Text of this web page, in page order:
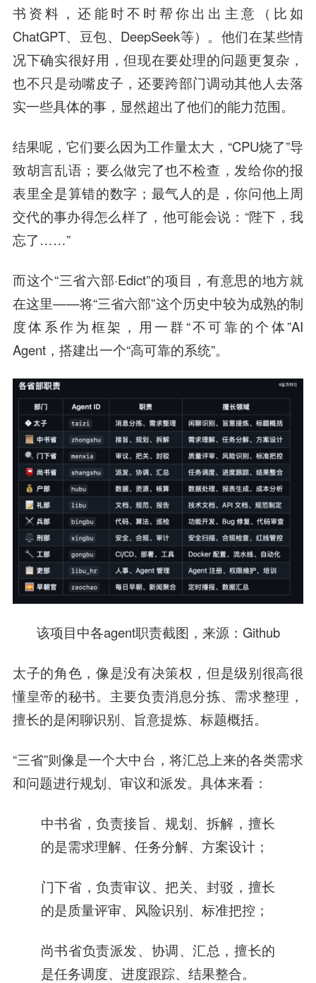
书资料，还能时不时帮你出出主意（比如
ChatGPT、豆包、DeepSeek等）。他们在某些情
况下确实很好用，但现在要处理的问题更复杂，
也不只是动嘴皮子，还要跨部门调动其他人去落
实一些具体的事，显然超出了他们的能力范围。
结果呢，它们要么因为工作量太大，“CPU烧了”导
致胡言乱语；要么做完了也不检查，发给你的报
表里全是算错的数字；最气人的是，你问他上周
交代的事办得怎么样了，他可能会说：“陛下，我
忘了……”
而这个“三省六部·Edict”的项目，有意思的地方就
在这里——将“三省六部”这个历史中较为成熟的制
度体系作为框架，用一群“不可靠的个体”AI
Agent，搭建出一个“高可靠的系统”。
该项目中各agent职责截图， 来源：Github
太子的角色，像是没有决策权，但是级别很高很
懂皇帝的秘书。主要负责消息分拣、需求整理，
擅长的是闲聊识别、旨意提炼、标题概括。
“三省”则像是一个大中台，将汇总上来的各类需求
和问题进行规划、审议和派发。具体来看：
中书省，负责接旨、规划、拆解，擅长
的是需求理解、任务分解、方案设计；
门下省，负责审议、把关、封驳，擅长
的是质量评审、风险识别、标准把控；
尚书省负责派发、协调、汇总，擅长的
是任务调度、进度跟踪、结果整合。